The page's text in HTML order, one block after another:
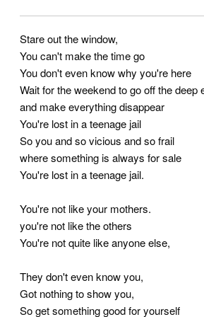
Stare out the window,
You can't make the time go
You don't even know why you're here
Wait for the weekend to go off the deep
and make everything disappear
You're lost in a teenage jail
So you and so vicious and so frail
where something is always for sale
You're lost in a teenage jail.
You're not like your mothers.
you're not like the others
You're not quite like anyone else,
They don't even know you,
Got nothing to show you,
So get something good for yourself